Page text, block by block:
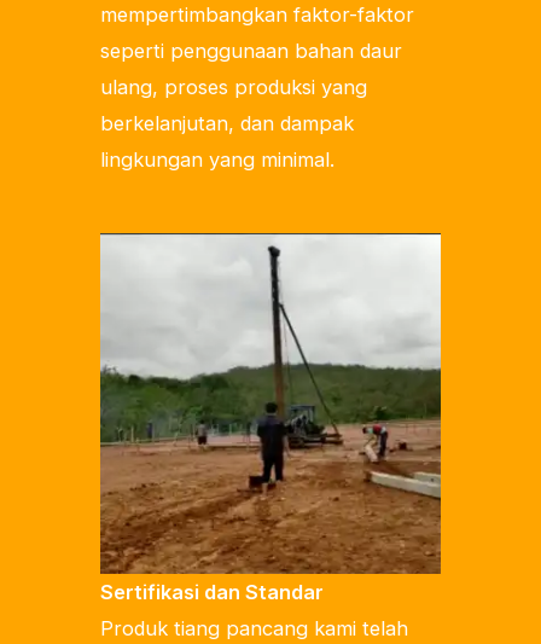
mempertimbangkan faktor-faktor
seperti penggunaan bahan daur
ulang, proses produksi yang
berkelanjutan, dan dampak
lingkungan yang minimal.
Sertifikasi dan Standar
Produk tiang pancang kami telah